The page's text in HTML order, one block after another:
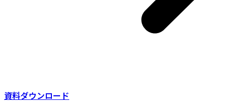
資料ダウンロード